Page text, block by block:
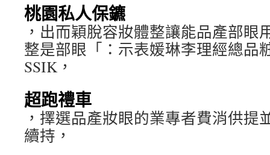
桃園私人保鑣
，出而穎脫容妝體整讓能品產部眼
整是部眼「：示表媛琳李理經總品
SSIK，
超跑禮車
，擇選品產妝眼的業專者費消供提
續持，